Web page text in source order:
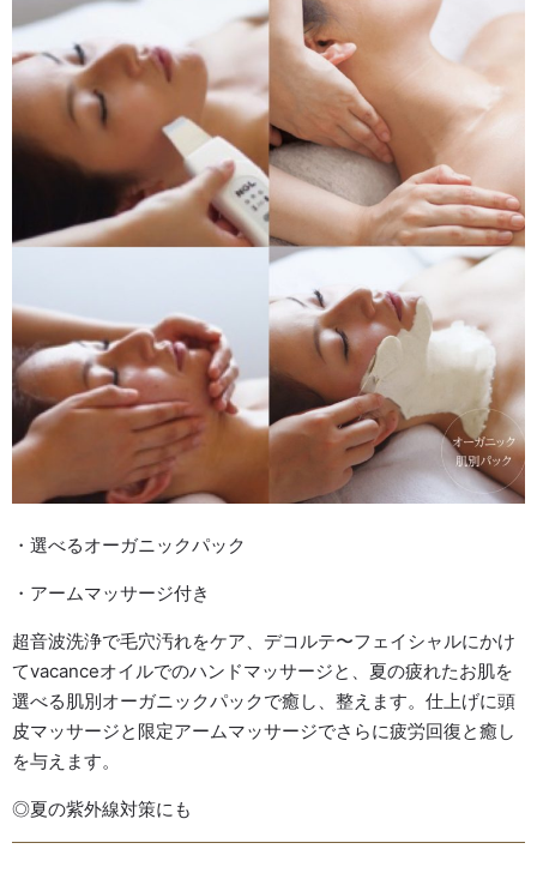
・選べるオーガニックパック
・アームマッサージ付き
超音波洗浄で毛穴汚れをケア、デコルテ〜フェイシャルにかけ
てvacanceオイルでのハンドマッサージと、夏の疲れたお肌を
選べる肌別オーガニックパックで癒し、整えます。仕上げに頭
皮マッサージと限定アームマッサージでさらに疲労回復と癒し
を与えます。
◎夏の紫外線対策にも